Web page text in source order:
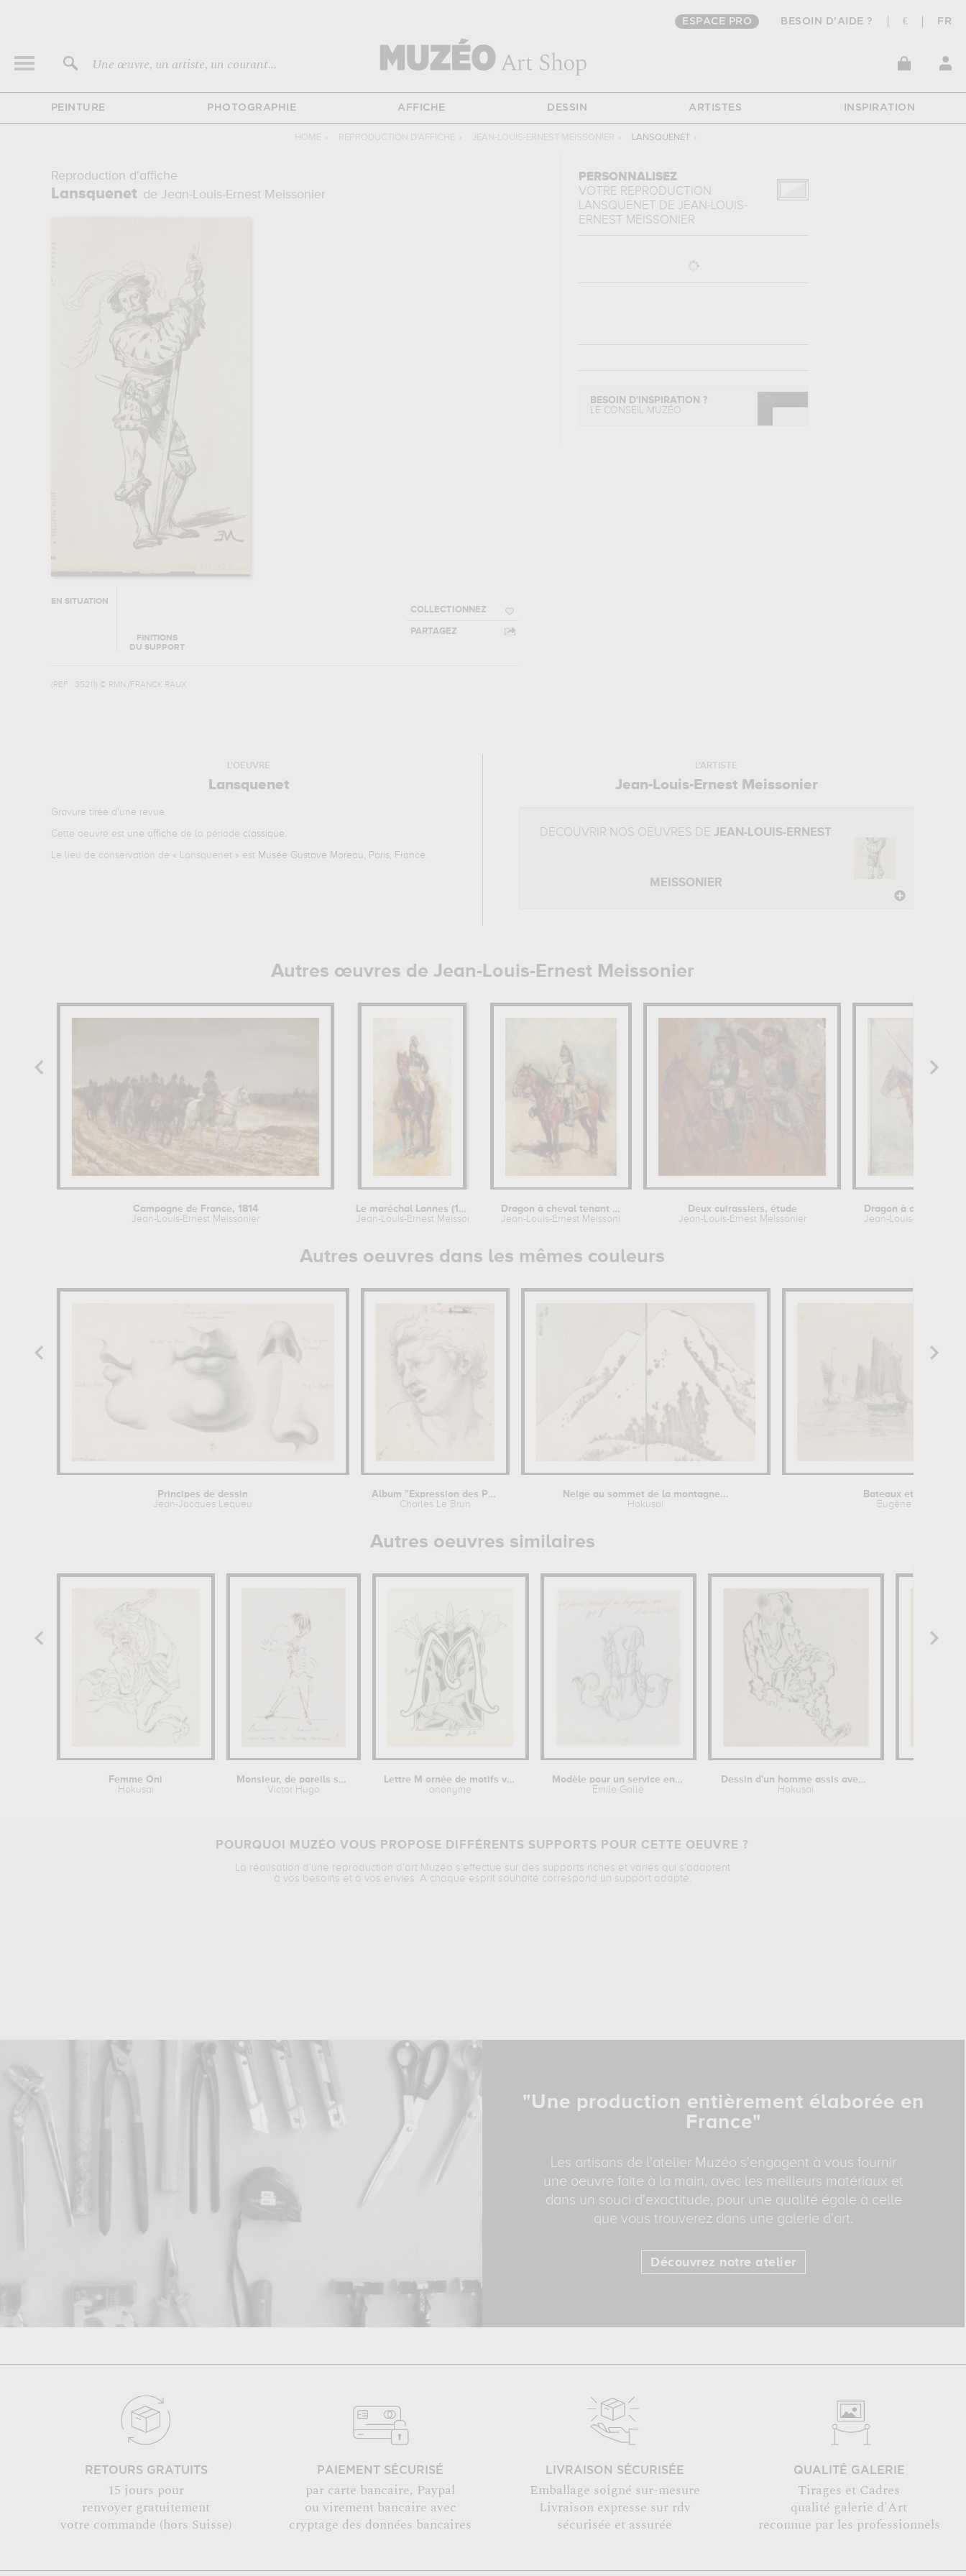
ESPACE PRO BESOIN D'AIDE ? € FR
Une œuvre, un artiste, un courant...
PEINTURE PHOTOGRAPHIE AFFICHE DESSIN ARTISTES INSPIRATION
HOME › REPRODUCTION D'AFFICHE › JEAN-LOUIS-ERNEST MEISSONIER › LANSQUENET ›
Reproduction d'affiche
Lansquenet de Jean-Louis-Ernest Meissonier
EN SITUATION
FINITIONS
DU SUPPORT
COLLECTIONNEZ
PARTAGEZ
(REF : 35211 ) © RMN /FRANCK RAUX
PERSONNALISEZ
VOTRE REPRODUCTION
LANSQUENET
DE JEAN-LOUIS-
ERNEST MEISSONIER
BESOIN D'INSPIRATION ?
LE CONSEIL MUZÉO
L'OEUVRE
Lansquenet
Gravure tirée d'une revue
Cette oeuvre est une affiche de la période classique.
Le lieu de conservation de « Lansquenet » est Musée Gustave Moreau, Paris, France.
L'ARTISTE
Jean-Louis-Ernest Meissonier
DÉCOUVRIR NOS OEUVRES DEJEAN-LOUIS-ERNEST
MEISSONIER
Autres œuvres de Jean-Louis-Ernest Meissonier
Campagne de France, 1814
Jean-Louis-Ernest Meissonier
Le maréchal Lannes (1769-1809)
Jean-Louis-Ernest Meissonier
Dragon à cheval tenant un pistolet
Jean-Louis-Ernest Meissonier
Deux cuirassiers, étude
Jean-Louis-Ernest Meissonier
Jean-Louis-Ernest
Autres oeuvres dans les mêmes couleurs
Principes de dessin
Jean-Jacques Lequeu
Album "Expression des Passions" : la...
Charles Le Brun
Neige au sommet de la montagne...
Hokusai
Bateaux et pêcheurs
Eugène Boudin
Autres oeuvres similaires
Femme Oni
Hokusai
Monsieur, de pareils sentiments me...
Victor Hugo
Lettre M ornée de motifs végétaux
anonyme
Modèle pour un service en faïence :...
Emile Gallé
Dessin d'un homme assis avec la jambe...
Hokusai
POURQUOI MUZÉO VOUS PROPOSE DIFFÉRENTS SUPPORTS POUR CETTE OEUVRE ?
La réalisation d’une reproduction d’art Muzéo s’effectue sur des supports riches et variés qui s’adaptent
à vos besoins et à vos envies. A chaque esprit souhaité correspond un support adapté.
"Une production entièrement élaborée en
France"
Les artisans de l'atelier Muzéo s'engagent à vous fournir
une oeuvre faite à la main, avec les meilleurs matériaux et
dans un souci d'exactitude, pour une qualité égale à celle
que vous trouverez dans une galerie d'art.
Découvrez notre atelier
RETOURS GRATUITS
15 jours pour
renvoyer gratuitement
votre commande (hors Suisse)
PAIEMENT SÉCURISÉ
par carte bancaire, Paypal
ou virement bancaire avec
cryptage des données bancaires
LIVRAISON SÉCURISÉE
Emballage soigné sur-mesure
Livraison expresse sur rdv
sécurisée et assurée
QUALITÉ GALERIE
Tirages et Cadres
qualité galerie d'Art
reconnue par les professionnels